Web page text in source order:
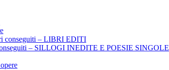
conseguiti – LIBRI EDITI
– SILLOGI INEDITE E POESIE SINGOLE